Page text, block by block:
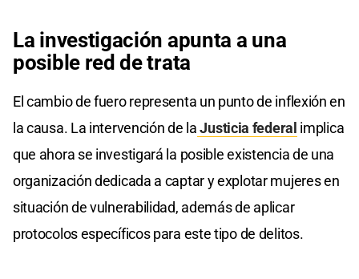
La investigación apunta a una
posible red de trata
El cambio de fuero representa un punto de inflexión en
la causa. La intervención de laJusticia federal implica
que ahora se investigará la posible existencia de una
organización dedicada a captar y explotar mujeres en
situación de vulnerabilidad, además de aplicar
protocolos específicos para este tipo de delitos.